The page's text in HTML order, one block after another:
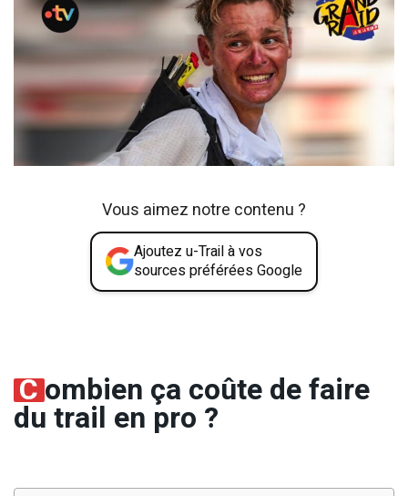
Vous aimez notre contenu ?
Ajoutez u-Trail à vos
sources préférées Google
Combien ça coûte de faire
du trail en pro ?